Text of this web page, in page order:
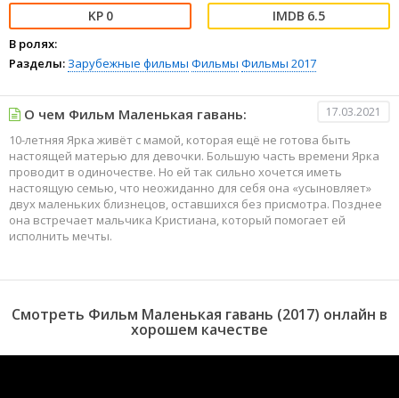
0 6.5
В ролях:
Разделы: Зарубежные фильмы Фильмы Фильмы 2017
О чем Фильм Маленькая гавань: 17.03.2021
10-летняя Ярка живёт с мамой, которая ещё не готова быть
настоящей матерью для девочки. Большую часть времени Ярка
проводит в одиночестве. Но ей так сильно хочется иметь
настоящую семью, что неожиданно для себя она «усыновляет»
двух маленьких близнецов, оставшихся без присмотра. Позднее
она встречает мальчика Кристиана, который помогает ей
исполнить мечты.
Смотреть Фильм Маленькая гавань (2017) онлайн в
хорошем качестве